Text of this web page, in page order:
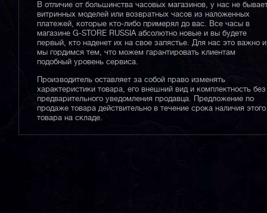
В отличие от большинства часовых магазинов, у нас не
витринных моделей или возвратных часов из наложенных
платежей, которые кто-либо примерял до вас. Все часы в
магазине G-STORE RUSSIA абсолютно новые и вы будете
первый, кто наденет их на свое запястье. Для нас это важно и
мы гордимся тем, что можем гарантировать клиентам
подобный уровень сервиса.
Производитель оставляет за собой право изменять
характеристики товара, его внешний вид и комплектность без
предварительного уведомления продавца. Предложение по
продаже товара действительно в течение срока наличия этого
товара на складе.